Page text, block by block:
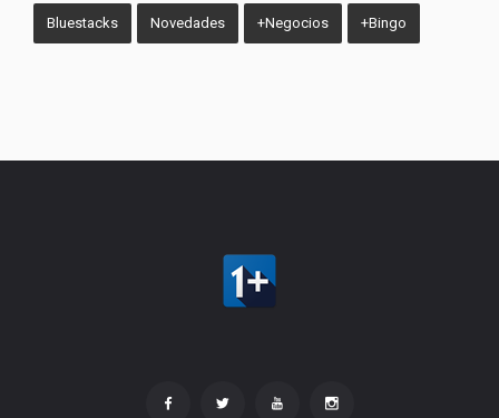
Bluestacks Novedades +Negocios +Bingo